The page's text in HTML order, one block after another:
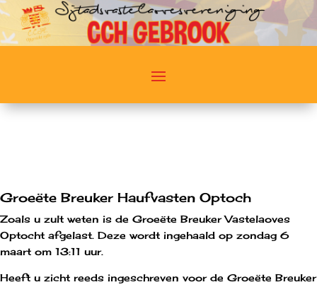
Groeëte Breuker Haufvasten Optoch
Zoals u zult weten is de Groeëte Breuker Vastelaoves
Optocht afgelast. Deze wordt ingehaald op zondag 6
maart om 13:11 uur.
Heeft u zicht reeds ingeschreven voor de Groeëte Breuker